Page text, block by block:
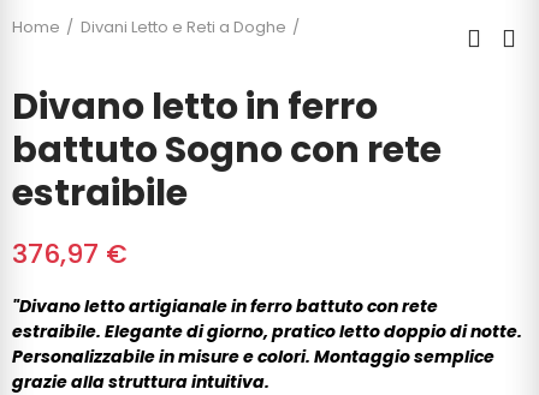
Home
Divani Letto e Reti a Doghe
Divano letto in ferro
battuto Sogno con rete
estraibile
376,97 €
"Divano letto artigianale in ferro battuto con rete
estraibile. Elegante di giorno, pratico letto doppio di notte.
Personalizzabile in misure e colori. Montaggio semplice
grazie alla struttura intuitiva.